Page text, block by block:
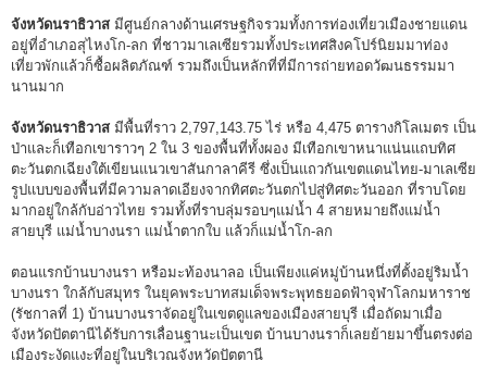
จังหวัดนราธิวาสมีศูนย์กลางด้านเศรษฐกิจรวมทั้งการท่องเที่ยวเมืองชายแดน
อยู่ที่อำเภอสุไหงโก-ลก ที่ชาวมาเลเซียรวมทั้งประเทศสิงคโปร์นิยมมาท่อง
เที่ยวพักแล้วก็ซื้อผลิตภัณฑ์ รวมถึงเป็นหลักที่ที่มีการถ่ายทอดวัฒนธรรมมา
นานมาก
จังหวัดนราธิวาสมีพื้นที่ราว 2,797,143.75 ไร่ หรือ 4,475 ตารางกิโลเมตร เป็น
ป่าและก็เทือกเขาราวๆ 2 ใน 3 ของพื้นที่ทั้งผอง มีเทือกเขาหนาแน่นแถบทิศ
ตะวันตกเฉียงใต้เขียนแนวเขาสันกาลาคีรี ซึ่งเป็นแถวกันเขตแดนไทย-มาเลเซีย
รูปแบบของพื้นที่มีความลาดเอียงจากทิศตะวันตกไปสู่ทิศตะวันออก ที่ราบโดย
มากอยู่ใกล้กับอ่าวไทย รวมทั้งที่ราบลุ่มรอบๆแม่น้ำ 4 สายหมายถึงแม่น้ำ
สายบุรี แม่น้ำบางนรา แม่น้ำตากใบ แล้วก็แม่น้ำโก-ลก
ตอนแรกบ้านบางนรา หรือมะท้องนาลอ เป็นเพียงแค่หมู่บ้านหนึ่งที่ตั้งอยู่ริมน้ำ
บางนรา ใกล้กับสมุทร ในยุคพระบาทสมเด็จพระพุทธยอดฟ้าจุฬาโลกมหาราช
(รัชกาลที่ 1) บ้านบางนราจัดอยู่ในเขตดูแลของเมืองสายบุรี เมื่อถัดมาเมื่อ
จังหวัดปัตตานีได้รับการเลื่อนฐานะเป็นเขต บ้านบางนราก็เลยย้ายมาขึ้นตรงต่อ
เมืองระงัดแงะที่อยู่ในบริเวณจังหวัดปัตตานี